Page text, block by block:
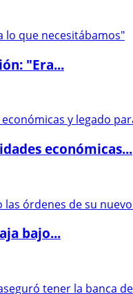
"Era...
económicas...
bajo...